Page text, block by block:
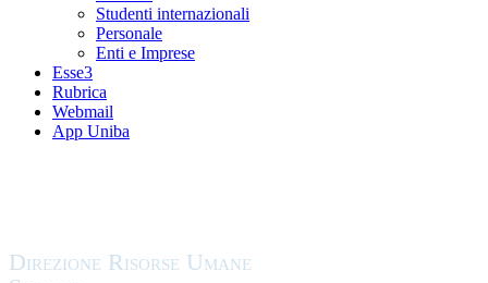
Studenti internazionali
Personale
Enti e Imprese
Esse3
Rubrica
Webmail
App Uniba